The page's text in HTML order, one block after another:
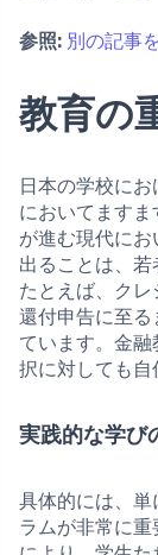
参照: 別の記事
教育の
日本の学校にお
においてます
が進む現代に
出ることは、若
たとえば、ク
還付申告に至
ています。金
択に対しても自
実践的な学び
具体的には、
ラムが非常に